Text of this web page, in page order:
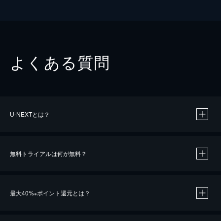
よくある質問
U-NEXTとは？
無料トライアルは何が無料？
最大40%※ポイント還元とは？